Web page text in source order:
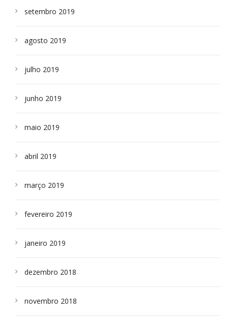
setembro 2019
agosto 2019
julho 2019
junho 2019
maio 2019
abril 2019
março 2019
fevereiro 2019
janeiro 2019
dezembro 2018
novembro 2018